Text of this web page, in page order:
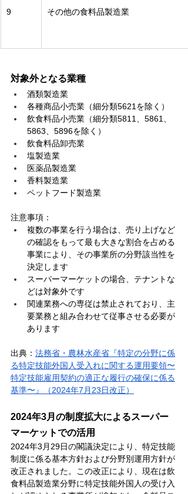
9 その他の食料品製造業
対象外となる業種
酒類製造業
各種商品小売業（細分類5621を除く）
飲食料品小売業（細分類5811、5861、
5863、5896を除く）
飲食料品卸売業
塩製造業
医薬品製造業
香料製造業
ペットフード製造業
注意事項：
複数の事業を行う場合は、売り上げなど
の確認をもって最も大きな割合を占める
事業により、その事業所の分野該当性を
決定します
スーパーマーケットの場合、テナントな
どは対象外です
関連業務への専従は禁止されており、主
要業務と組み合わせて従事させる必要が
あります
出典： 法務省・農林水産省『特定の分野に係
る特定技能外国人受入れに関する運用要領〜
特定技能雇用契約の適正な履行の確保に係る
基準〜』（2024年7月23日改正）
2024年3月の制度拡大によるスーパー
マーケットでの活用
2024年3月29日の閣議決定により、特定技能
制度に係る基本方針および分野別運用方針が
改正されました。この改正により、現在は飲
食料品製造業分野に特定技能外国人の受け入